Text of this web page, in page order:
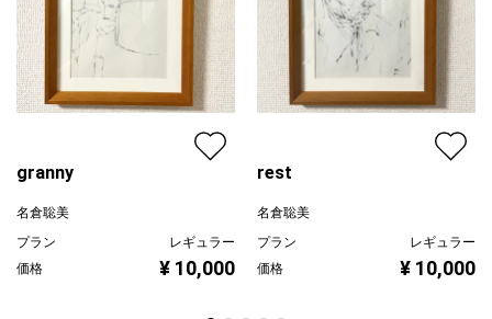
granny
名倉聡美
プラン
レギュラー
価格
¥ 10,000
rest
名倉聡美
プラン
レギュラー
価格
¥ 10,000